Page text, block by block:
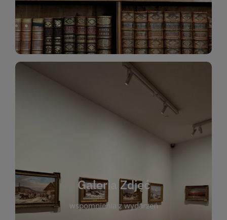
Katalog Zbiorów
Galeria Zdjęć
wspomnienia z wydarzeń
Galeria Zdjęć
wspomnienia z wydarzeń, spotkań i projektów
którym można zobaczyć, jak żyje nasza biblioteka
i jej społeczność. Zdjęcia dokumentują zarówno
uroczyste chwile, jak i codzienne aktywności
czytelników. Regularnie dodajemy nowe galerie,